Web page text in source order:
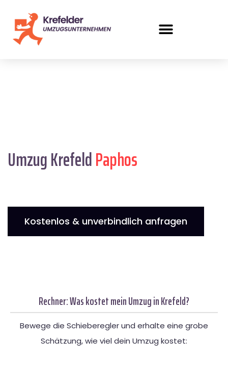
Umzug KrefeldPaphos
Kostenlos & unverbindlich anfragen
Rechner: Was kostet mein Umzug in Krefeld?
Bewege die Schieberegler und erhalte eine grobe
Schätzung, wie viel dein Umzug kostet: